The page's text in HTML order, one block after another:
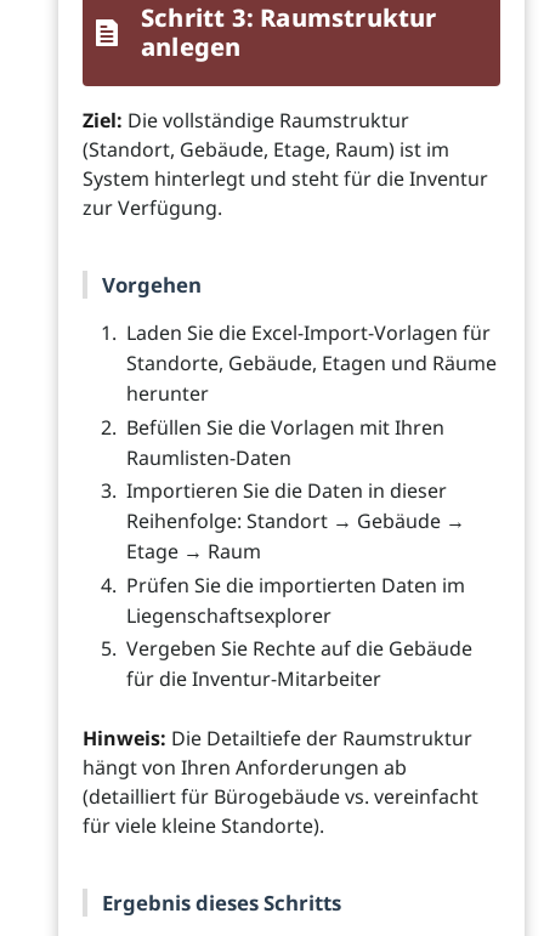
Schritt 3: Raumstruktur
anlegen
Ziel: Die vollständige Raumstruktur
(Standort, Gebäude, Etage, Raum) ist im
System hinterlegt und steht für die Inventur
zur Verfügung.
Vorgehen
Laden Sie die Excel-Import-Vorlagen für
Standorte, Gebäude, Etagen und Räume
herunter
Befüllen Sie die Vorlagen mit Ihren
Raumlisten-Daten
Importieren Sie die Daten in dieser
Reihenfolge: Standort → Gebäude →
Etage → Raum
Prüfen Sie die importierten Daten im
Liegenschaftsexplorer
Vergeben Sie Rechte auf die Gebäude
für die Inventur-Mitarbeiter
Hinweis: Die Detailtiefe der Raumstruktur
hängt von Ihren Anforderungen ab
(detailliert für Bürogebäude vs. vereinfacht
für viele kleine Standorte).
Ergebnis dieses Schritts